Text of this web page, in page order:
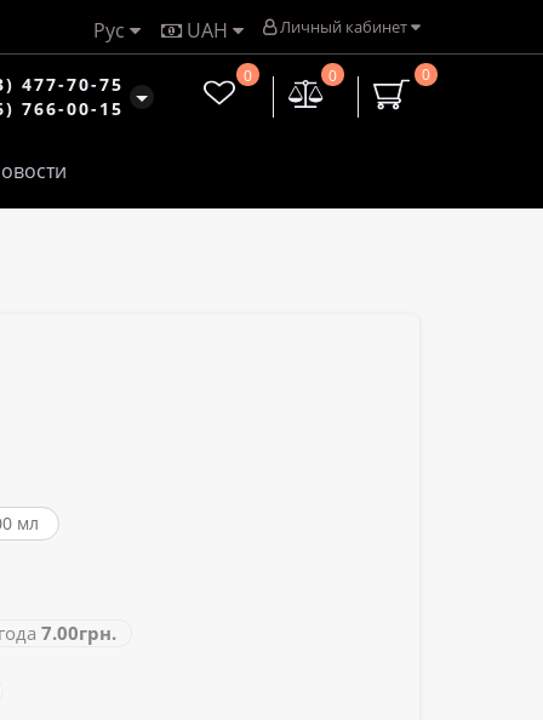
Личный кабинет
UAH
Рус
477-70-75
766-00-15
0
0
0
мл
7.00грн.